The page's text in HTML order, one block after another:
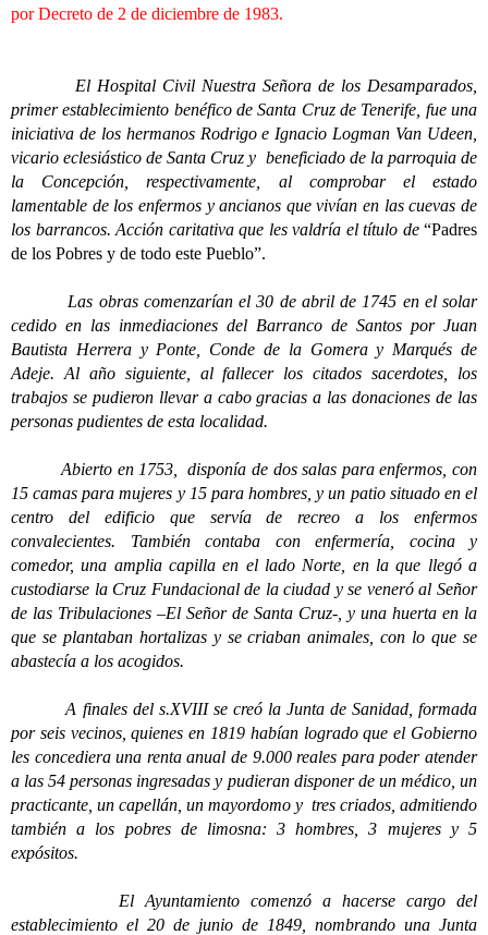
por Decreto de 2 de diciembre de 1983.
El Hospital Civil Nuestra Señora de los Desamparados,
primer establecimiento benéfico de Santa Cruz de Tenerife, fue una
iniciativa de los hermanos Rodrigo e Ignacio Logman Van Udeen,
vicario eclesiástico de Santa Cruz y beneficiado de la parroquia de
la Concepción, respectivamente, al comprobar el estado
lamentable de los enfermos y ancianos que vivían en las cuevas de
los barrancos. Acción caritativa que les valdría el título de “Padres
de los Pobres y de todo este Pueblo”.
Las obras comenzarían el 30 de abril de 1745 en el solar
cedido en las inmediaciones del Barranco de Santos por Juan
Bautista Herrera y Ponte, Conde de la Gomera y Marqués de
Adeje. Al año siguiente, al fallecer los citados sacerdotes, los
trabajos se pudieron llevar a cabo gracias a las donaciones de las
personas pudientes de esta localidad.
Abierto en 1753, disponía de dos salas para enfermos, con
15 camas para mujeres y 15 para hombres, y un patio situado en el
centro del edificio que servía de recreo a los enfermos
convalecientes. También contaba con enfermería, cocina y
comedor, una amplia capilla en el lado Norte, en la que llegó a
custodiarse la Cruz Fundacional de la ciudad y se veneró al Señor
de las Tribulaciones –El Señor de Santa Cruz-, y una huerta en la
que se plantaban hortalizas y se criaban animales, con lo que se
abastecía a los acogidos.
A finales del s.XVIII se creó la Junta de Sanidad, formada
por seis vecinos, quienes en 1819 habían logrado que el Gobierno
les concediera una renta anual de 9.000 reales para poder atender
a las 54 personas ingresadas y pudieran disponer de un médico, un
practicante, un capellán, un mayordomo y tres criados, admitiendo
también a los pobres de limosna: 3 hombres, 3 mujeres y 5
expósitos.
El Ayuntamiento comenzó a hacerse cargo del
establecimiento el 20 de junio de 1849, nombrando una Junta